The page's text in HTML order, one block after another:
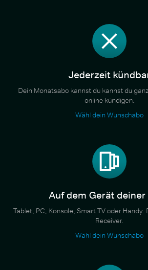
Jederzeit
Dein Monatsabo kannst du kannst du
online kündigen.
Wähl dein Wunschabo
Auf dem Gerät deiner
Tablet, PC, Konsole, Smart TV oder Handy.
Receiver.
Wähl dein Wunschabo